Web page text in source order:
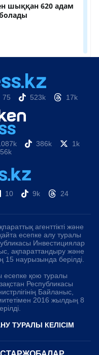
75 523k 17k
386k
1k
56k
10 9k 24
агенттікті және
есепке алу туралы
Инвестициялар
ақпараттандыру және
наурызында берілді.
қою туралы
Республикасы
Байланыс,
2016 жылдың 8
ТУРАЛЫ КЕЛІСІМ